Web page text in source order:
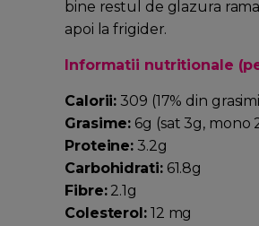
bine restul de glazura
apoi la frigider.
Informatii nutritionale
Calorii: 309 (17% din
Grasime: 6g (sat 3g, mono
Proteine: 3.2g
Carbohidrati:61.8g
Fibre:2.1g
Colesterol:12 mg